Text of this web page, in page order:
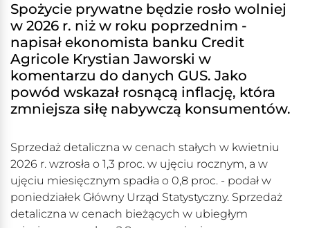
Spożycie prywatne będzie rosło wolniej
w 2026 r. niż w roku poprzednim -
napisał ekonomista banku Credit
Agricole Krystian Jaworski w
komentarzu do danych GUS. Jako
powód wskazał rosnącą inflację, która
zmniejsza siłę nabywczą konsumentów.
Sprzedaż detaliczna w cenach stałych w kwietniu
2026 r. wzrosła o 1,3 proc. w ujęciu rocznym, a w
ujęciu miesięcznym spadła o 0,8 proc. - podał w
poniedziałek Główny Urząd Statystyczny. Sprzedaż
detaliczna w cenach bieżących w ubiegłym